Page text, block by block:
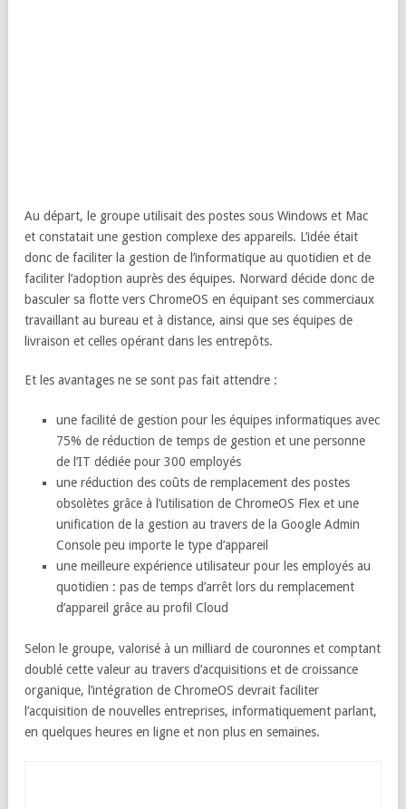
Au départ, le groupe utilisait des postes sous Windows et Mac
et constatait une gestion complexe des appareils. L’idée était
donc de faciliter la gestion de l’informatique au quotidien et de
faciliter l’adoption auprès des équipes. Norward décide donc de
basculer sa flotte vers ChromeOS en équipant ses commerciaux
travaillant au bureau et à distance, ainsi que ses équipes de
livraison et celles opérant dans les entrepôts.
Et les avantages ne se sont pas fait attendre :
une facilité de gestion pour les équipes informatiques avec
75% de réduction de temps de gestion et une personne
de l’IT dédiée pour 300 employés
une réduction des coûts de remplacement des postes
obsolètes grâce à l’utilisation de ChromeOS Flex et une
unification de la gestion au travers de la Google Admin
Console peu importe le type d’appareil
une meilleure expérience utilisateur pour les employés au
quotidien : pas de temps d’arrêt lors du remplacement
d’appareil grâce au profil Cloud
Selon le groupe, valorisé à un milliard de couronnes et comptant
doublé cette valeur au travers d’acquisitions et de croissance
organique, l’intégration de ChromeOS devrait faciliter
l’acquisition de nouvelles entreprises, informatiquement parlant,
en quelques heures en ligne et non plus en semaines.